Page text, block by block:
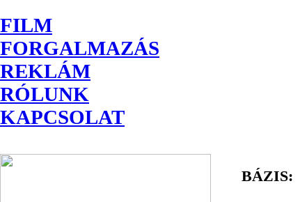
FILM
FORGALMAZÁS
REKLÁM
RÓLUNK
KAPCSOLAT
BÁZIS: